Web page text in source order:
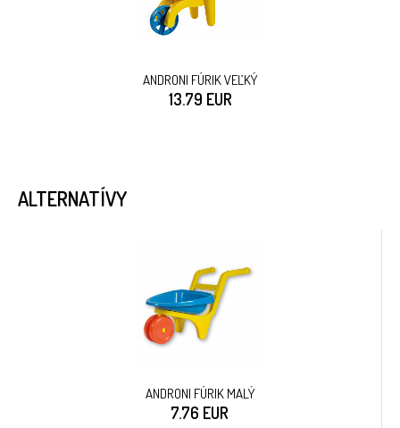
ANDRONI FÚRIK VEĽKÝ
13.79 EUR
ALTERNATÍVY
ANDRONI FÚRIK MALÝ
7.76 EUR